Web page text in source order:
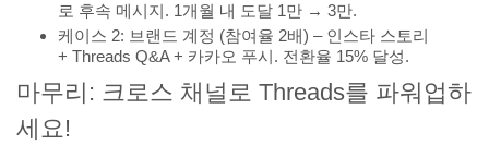
로 후속 메시지. 1개월 내 도달 1만 → 3만.
케이스 2: 브랜드 계정 (참여율 2배) – 인스타 스토리
+ Threads Q&A + 카카오 푸시. 전환율 15% 달성.
마무리: 크로스 채널로 Threads를 파워업하
세요!